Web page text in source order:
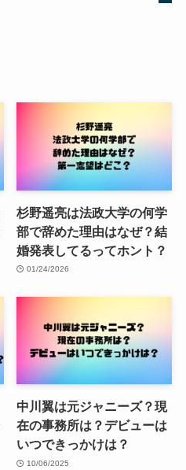
杉野遥亮は法政大学の何学
部で辞めた理由はなぜ？結
婚発表してるってホント？
01/24/2026
中川翼は元ジャニーズ？現
在の事務所は？デビューは
いつできっかけは？
10/06/2025